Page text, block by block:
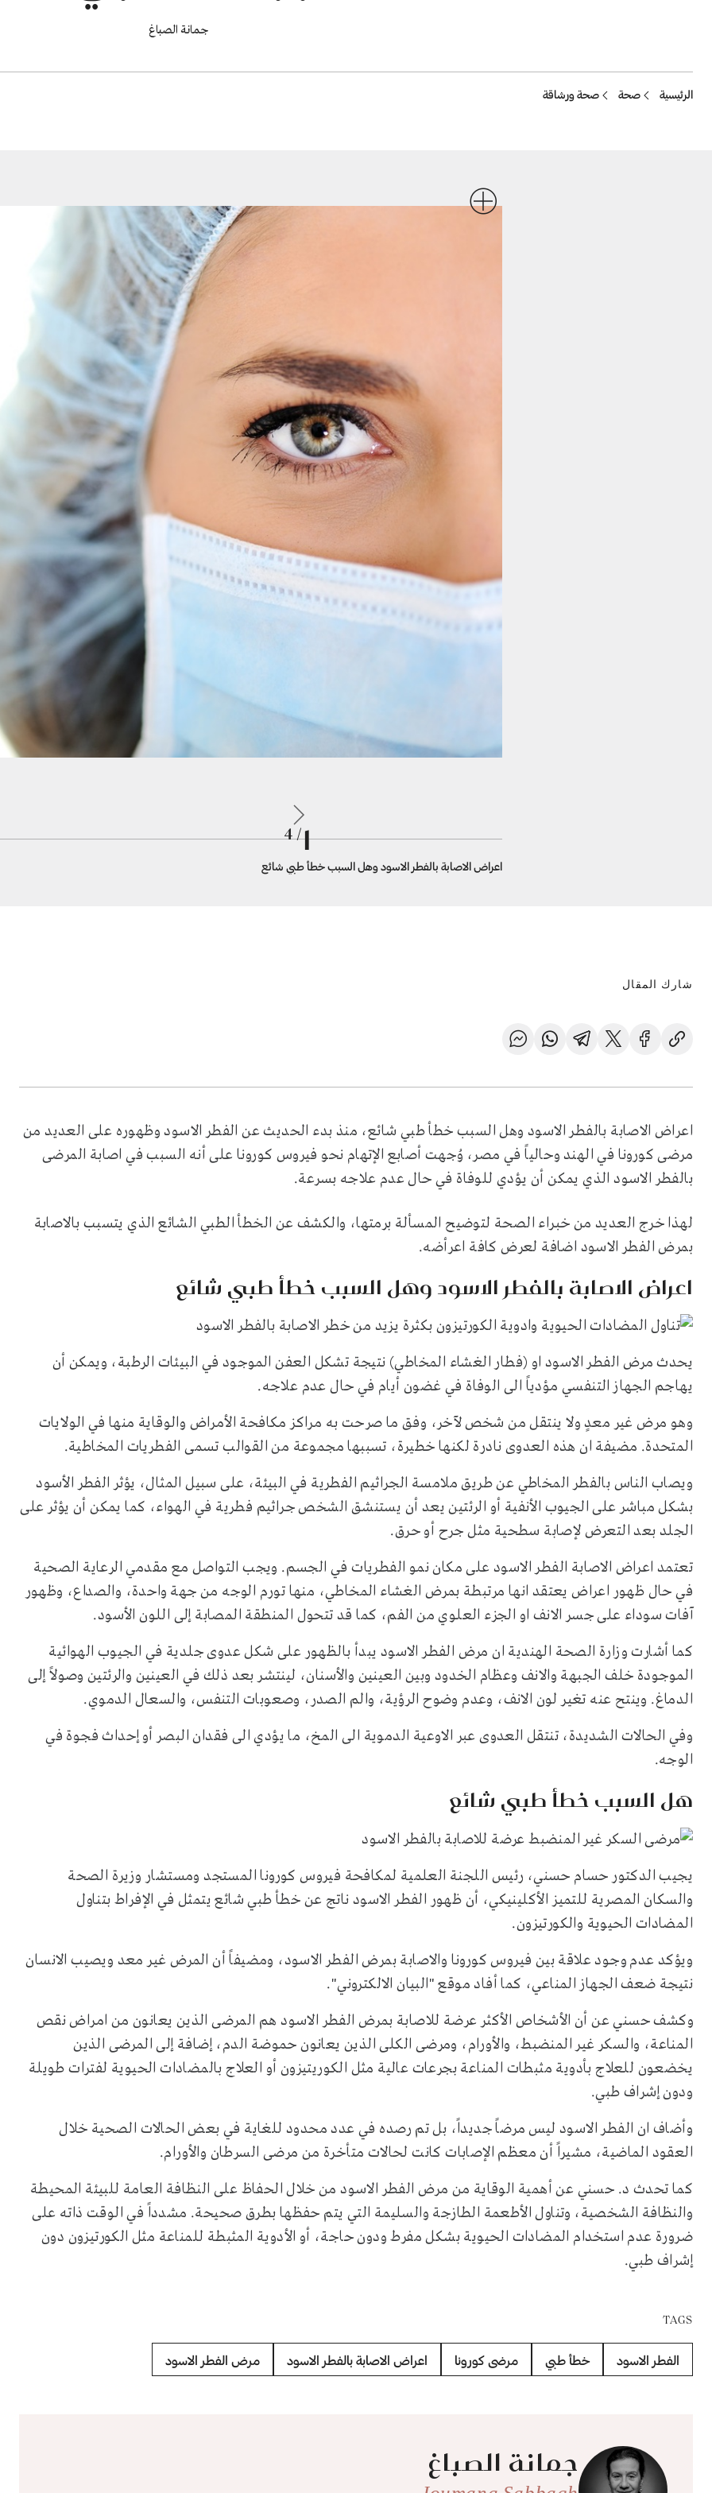
جمانة الصباغ
Breadcrumb
الرئيسية صحة صحة ورشاقة
اعراض الاصابة بالفطر الاسود وهل السبب خطأ طبي شائع
1
/ 4
شارك المقال
اعراض الاصابة بالفطر الاسود وهل السبب خطأ طبي شائع، منذ بدء الحديث عن الفطر الاسود وظهوره على العديد من
مرضى كورونا في الهند وحالياً في مصر، وُجهت أصابع الإتهام نحو فيروس كورونا على أنه السبب في اصابة المرضى
بالفطر الاسود الذي يمكن أن يؤدي للوفاة في حال عدم علاجه بسرعة.
لهذا خرج العديد من خبراء الصحة لتوضيح المسألة برمتها، والكشف عن الخطأ الطبي الشائع الذي يتسبب بالاصابة
بمرض الفطر الاسود اضافة لعرض كافة اعرأضه.
اعراض الاصابة بالفطر الاسود وهل السبب خطأ طبي شائع
يحدث مرض الفطر الاسود او (فطار الغشاء المخاطي) نتيجة تشكل العفن الموجود في البيئات الرطبة، ويمكن أن
يهاجم الجهاز التنفسي مؤدياً الى الوفاة في غضون أيام في حال عدم علاجه.
وهو مرض غير معدٍ ولا ينتقل من شخص لآخر، وفق ما صرحت به مراكز مكافحة الأمراض والوقاية منها في الولايات
المتحدة. مضيفة ان هذه العدوى نادرة لكنها خطيرة، تسببها مجموعة من القوالب تسمى الفطريات المخاطية.
ويصاب الناس بالفطر المخاطي عن طريق ملامسة الجراثيم الفطرية في البيئة، على سبيل المثال، يؤثر الفطر الأسود
بشكل مباشر على الجيوب الأنفية أو الرئتين يعد أن يستنشق الشخص جراثيم فطرية في الهواء، كما يمكن أن يؤثر على
الجلد بعد التعرض لإصابة سطحية مثل جرح أو حرق.
تعتمد اعراض الاصابة الفطر الاسود على مكان نمو الفطريات في الجسم. ويجب التواصل مع مقدمي الرعاية الصحية
في حال ظهور اعراض يعتقد انها مرتبطة بمرض الغشاء المخاطي، منها تورم الوجه من جهة واحدة، والصداع، وظهور
آفات سوداء على جسر الانف او الجزء العلوي من الفم، كما قد تتحول المنطقة المصابة إلى اللون الأسود.
كما أشارت وزارة الصحة الهندية ان مرض الفطر الاسود يبدأ بالظهور على شكل عدوى جلدية في الجيوب الهوائية
الموجودة خلف الجبهة والانف وعظام الخدود وبين العينين والأسنان، لينتشر بعد ذلك في العينين والرئتين وصولاً إلى
الدماغ. وينتح عنه تغير لون الانف، وعدم وضوح الرؤية، والم الصدر، وصعوبات التنفس، والسعال الدموي.
وفي الحالات الشديدة، تنتقل العدوى عبر الاوعية الدموية الى المخ، ما يؤدي الى فقدان البصر أو إحداث فجوة في
الوجه.
هل السبب خطأ طبي شائع
يجيب الدكتور حسام حسني، رئيس اللجنة العلمية لمكافحة فيروس كورونا المستجد ومستشار وزيرة الصحة
والسكان المصرية للتميز الأكلينيكي، أن ظهور الفطر الاسود ناتج عن خطأ طبي شائع يتمثل في الإفراط بتناول
المضادات الحيوية والكورتيزون.
ويؤكد عدم وجود علاقة بين فيروس كورونا والاصابة بمرض الفطر الاسود، ومضيفاً أن المرض غير معد ويصيب الانسان
نتيجة ضعف الجهاز المناعي، كما أفاد موقع "البيان الالكتروني".
وكشف حسني عن أن الأشخاص الأكثر عرضة للاصابة بمرض الفطر الاسود هم المرضى الذين يعانون من امراض نقص
المناعة، والسكر غير المنضبط، والأورام، ومرضى الكلى الذين يعانون حموضة الدم، إضافة إلى المرضى الذين
يخضعون للعلاج بأدوية مثبطات المناعة بجرعات عالية مثل الكوريتيزون أو العلاج بالمضادات الحيوية لفترات طويلة
ودون إشراف طبي.
وأضاف ان الفطر الاسود ليس مرضاً جديداً، بل تم رصده في عدد محدود للغاية في بعض الحالات الصحية خلال
العقود الماضية، مشيراً أن معظم الإصابات كانت لحالات متأخرة من مرضى السرطان والأورام.
كما تحدث د. حسني عن أهمية الوقاية من مرض الفطر الاسود من خلال الحفاظ على النظافة العامة للبيئة المحيطة
والنظافة الشخصية، وتناول الأطعمة الطازجة والسليمة التي يتم حفظها بطرق صحيحة. مشدداً في الوقت ذاته على
ضرورة عدم استخدام المضادات الحيوية بشكل مفرط ودون حاجة، أو الأدوية المثبطة للمناعة مثل الكورتيزون دون
إشراف طبي.
TAGS
الفطر الاسود خطأ طبي مرضى كورونا اعراض الاصابة بالفطر الاسود مرض الفطر الاسود
جمانة الصباغ